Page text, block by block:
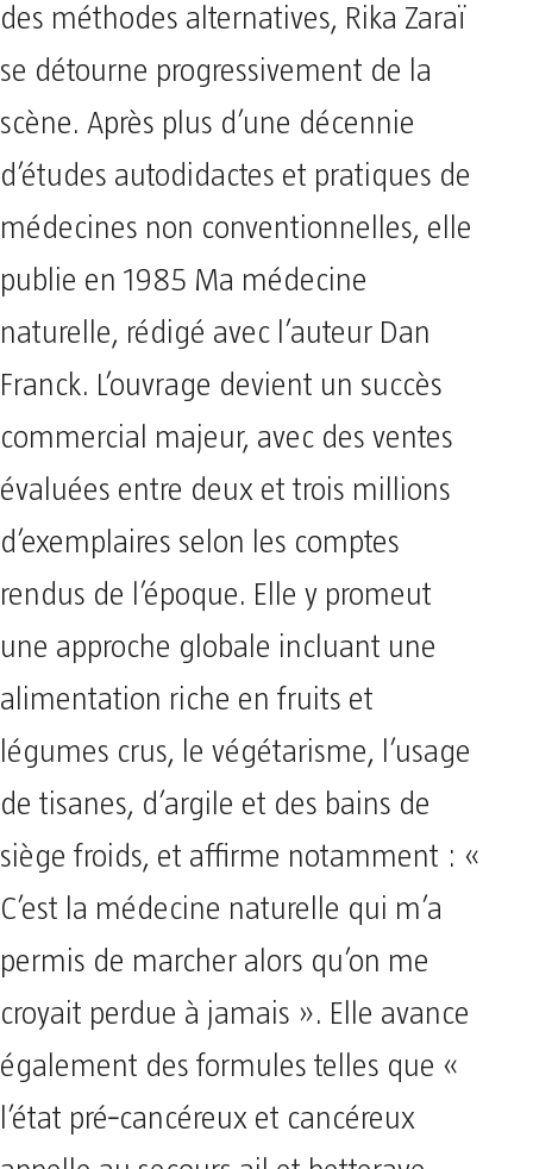
des méthodes alternatives, Rika Zaraï
se détourne progressivement de la
scène. Après plus d’une décennie
d’études autodidactes et pratiques de
médecines non conventionnelles, elle
publie en 1985 Ma médecine
naturelle, rédigé avec l’auteur Dan
Franck. L’ouvrage devient un succès
commercial majeur, avec des ventes
évaluées entre deux et trois millions
d’exemplaires selon les comptes
rendus de l’époque. Elle y promeut
une approche globale incluant une
alimentation riche en fruits et
légumes crus, le végétarisme, l’usage
de tisanes, d’argile et des bains de
siège froids, et affirme notamment : «
C’est la médecine naturelle qui m’a
permis de marcher alors qu’on me
croyait perdue à jamais ». Elle avance
également des formules telles que «
l’état pré‑cancéreux et cancéreux